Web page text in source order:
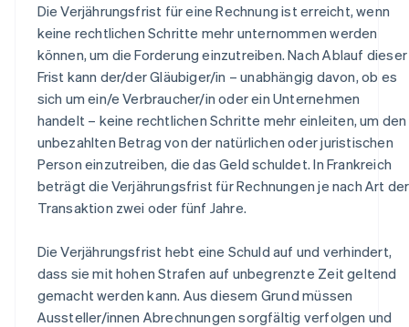
Die Verjährungsfrist für eine Rechnung ist erreicht, wenn
keine rechtlichen Schritte mehr unternommen werden
können, um die Forderung einzutreiben. Nach Ablauf dieser
Frist kann der/der Gläubiger/in – unabhängig davon, ob es
sich um ein/e Verbraucher/in oder ein Unternehmen
handelt – keine rechtlichen Schritte mehr einleiten, um den
unbezahlten Betrag von der natürlichen oder juristischen
Person einzutreiben, die das Geld schuldet. In Frankreich
beträgt die Verjährungsfrist für Rechnungen je nach Art der
Transaktion zwei oder fünf Jahre.
Die Verjährungsfrist hebt eine Schuld auf und verhindert,
dass sie mit hohen Strafen auf unbegrenzte Zeit geltend
gemacht werden kann. Aus diesem Grund müssen
Aussteller/innen Abrechnungen sorgfältig verfolgen und